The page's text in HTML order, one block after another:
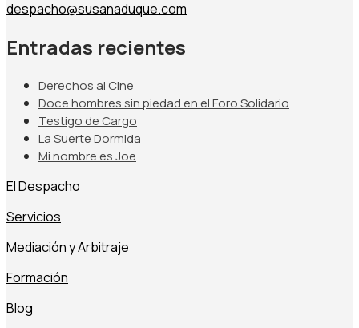
despacho@susanaduque.com
Entradas recientes
Derechos al Cine
Doce hombres sin piedad en el Foro Solidario
Testigo de Cargo
La Suerte Dormida
Mi nombre es Joe
El Despacho
Servicios
Mediación y Arbitraje
Formación
Blog